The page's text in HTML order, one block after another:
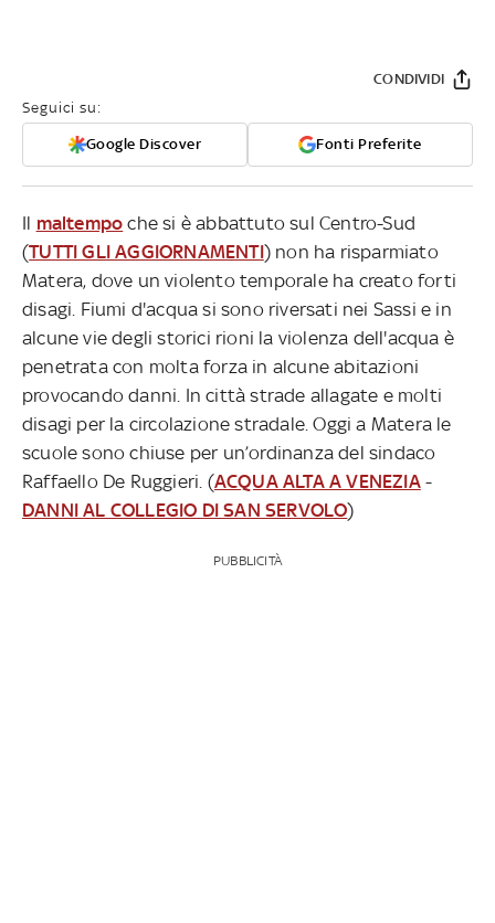
Seguici su:
Google Discover Fonti Preferite
CONDIVIDI
Il maltempo che si è abbattuto sul Centro-Sud
(TUTTI GLI AGGIORNAMENTI) non ha risparmiato
Matera, dove un violento temporale ha creato forti
disagi. Fiumi d'acqua si sono riversati nei Sassi e in
alcune vie degli storici rioni la violenza dell'acqua è
penetrata con molta forza in alcune abitazioni
provocando danni. In città strade allagate e molti
disagi per la circolazione stradale. Oggi a Matera le
scuole sono chiuse per un’ordinanza del sindaco
Raffaello De Ruggieri. (ACQUA ALTA A VENEZIA-
DANNI AL COLLEGIO DI SAN SERVOLO)
PUBBLICITÀ